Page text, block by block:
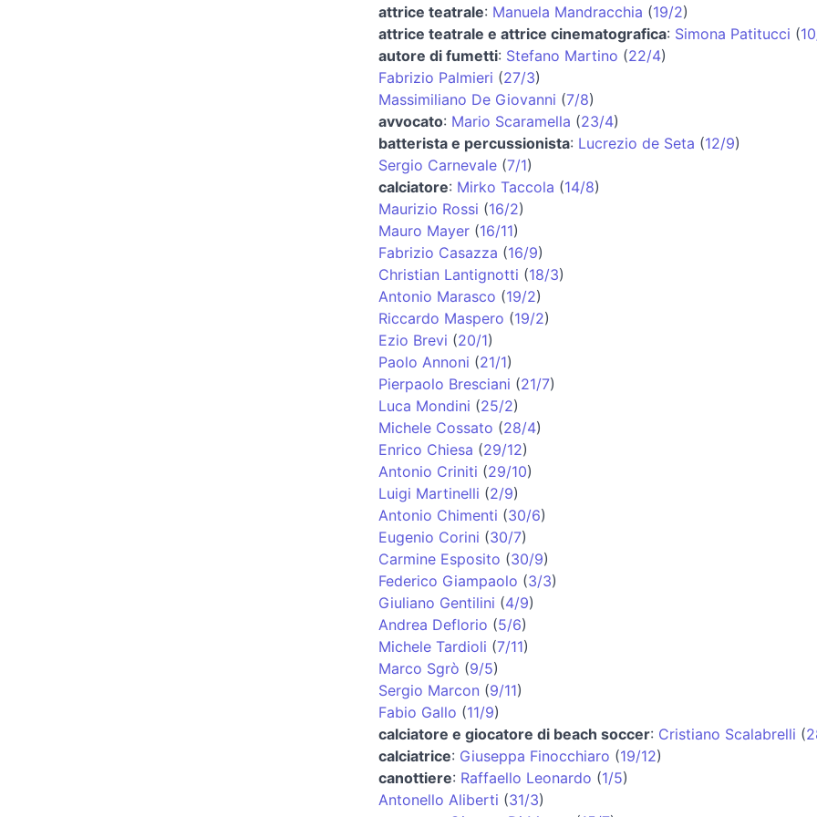
attrice teatrale: Manuela Mandracchia (19/2)
attrice teatrale e attrice cinematografica: Simona Patitucci (
autore di fumetti: Stefano Martino (22/4)
Fabrizio Palmieri (27/3)
Massimiliano De Giovanni (7/8)
avvocato: Mario Scaramella (23/4)
batterista e percussionista: Lucrezio de Seta (12/9)
Sergio Carnevale(7/1)
calciatore: Mirko Taccola (14/8)
Maurizio Rossi (16/2)
Mauro Mayer(16/11)
Fabrizio Casazza (16/9)
Christian Lantignotti (18/3)
Antonio Marasco (19/2)
Riccardo Maspero (19/2)
Ezio Brevi (20/1)
Paolo Annoni (21/1)
Pierpaolo Bresciani (21/7)
Luca Mondini (25/2)
Michele Cossato (28/4)
Enrico Chiesa (29/12)
Antonio Criniti (29/10)
Luigi Martinelli (2/9)
Antonio Chimenti (30/6)
Eugenio Corini (30/7)
Carmine Esposito (30/9)
Federico Giampaolo (3/3)
Giuliano Gentilini (4/9)
Andrea Deflorio (5/6)
Michele Tardioli (7/11)
Marco Sgrò (9/5)
Sergio Marcon (9/11)
Fabio Gallo (11/9)
calciatore e giocatore di beach soccer: Cristiano Scalabrelli (
calciatrice: Giuseppa Finocchiaro (19/12)
canottiere: Raffaello Leonardo (1/5)
Antonello Aliberti (31/3)